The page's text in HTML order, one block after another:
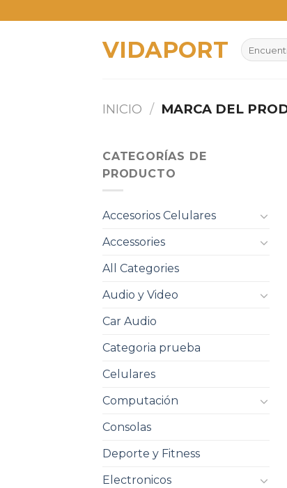
to
VIDAPORT
Buscar
por:
INICIO / MARCA DEL
CATEGORÍAS DE
PRODUCTO
Accesorios Celulares
Accessories
All Categories
Audio y Video
Car Audio
Categoria prueba
Celulares
Computación
Consolas
Deporte y Fitness
Electronicos